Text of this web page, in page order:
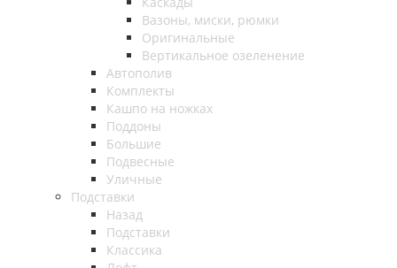
Вазоны, миски, рюмки
Оригинальные
Вертикальное озеленение
Автополив
Комплекты
Кашпо на ножках
Поддоны
Большие
Подвесные
Уличные
Подставки
Назад
Подставки
Классика